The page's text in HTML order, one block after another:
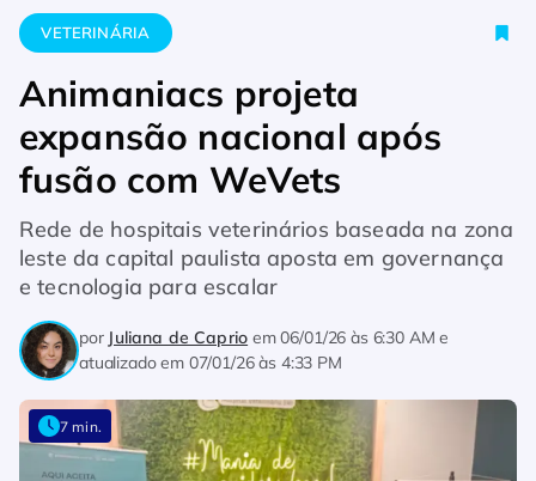
Home Veterinária Animaniacs projeta expansão nacional
VETERINÁRIA
Animaniacs projeta
expansão nacional após
fusão com WeVets
Rede de hospitais veterinários baseada na zona
leste da capital paulista aposta em governança
e tecnologia para escalar
por Juliana de Caprio em06/01/26 às 6:30 AM e
atualizado em 07/01/26 às 4:33 PM
7 min.